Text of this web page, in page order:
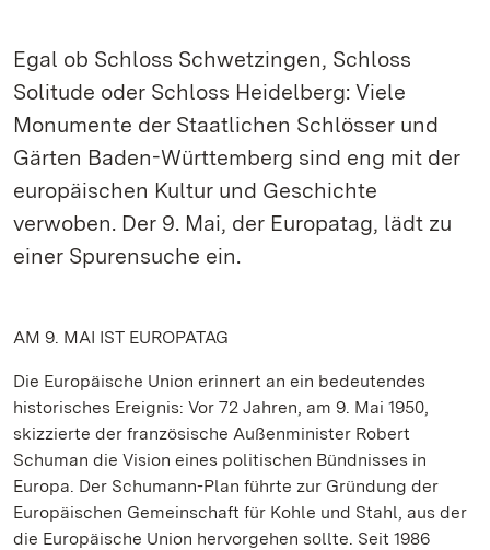
Egal ob Schloss Schwetzingen, Schloss
Solitude oder Schloss Heidelberg: Viele
Monumente der Staatlichen Schlösser und
Gärten Baden-Württemberg sind eng mit der
europäischen Kultur und Geschichte
verwoben. Der 9. Mai, der Europatag, lädt zu
einer Spurensuche ein.
AM 9. MAI IST EUROPATAG
Die Europäische Union erinnert an ein bedeutendes
historisches Ereignis: Vor 72 Jahren, am 9. Mai 1950,
skizzierte der französische Außenminister Robert
Schuman die Vision eines politischen Bündnisses in
Europa. Der Schumann-Plan führte zur Gründung der
Europäischen Gemeinschaft für Kohle und Stahl, aus der
die Europäische Union hervorgehen sollte. Seit 1986